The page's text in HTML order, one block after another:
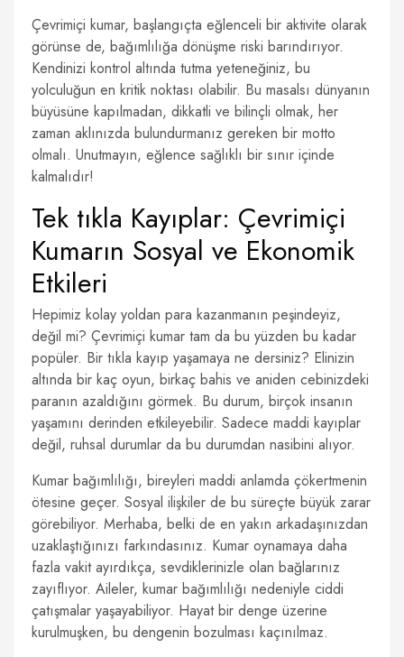
Çevrimiçi kumar, başlangıçta eğlenceli bir aktivite olarak
görünse de, bağımlılığa dönüşme riski barındırıyor.
Kendinizi kontrol altında tutma yeteneğiniz, bu
yolculuğun en kritik noktası olabilir. Bu masalsı dünyanın
büyüsüne kapılmadan, dikkatli ve bilinçli olmak, her
zaman aklınızda bulundurmanız gereken bir motto
olmalı. Unutmayın, eğlence sağlıklı bir sınır içinde
kalmalıdır!
Tek tıkla Kayıplar: Çevrimiçi
Kumarın Sosyal ve Ekonomik
Etkileri
Hepimiz kolay yoldan para kazanmanın peşindeyiz,
değil mi? Çevrimiçi kumar tam da bu yüzden bu kadar
popüler. Bir tıkla kayıp yaşamaya ne dersiniz? Elinizin
altında bir kaç oyun, birkaç bahis ve aniden cebinizdeki
paranın azaldığını görmek. Bu durum, birçok insanın
yaşamını derinden etkileyebilir. Sadece maddi kayıplar
değil, ruhsal durumlar da bu durumdan nasibini alıyor.
Kumar bağımlılığı, bireyleri maddi anlamda çökertmenin
ötesine geçer. Sosyal ilişkiler de bu süreçte büyük zarar
görebiliyor. Merhaba, belki de en yakın arkadaşınızdan
uzaklaştığınızı farkındasınız. Kumar oynamaya daha
fazla vakit ayırdıkça, sevdiklerinizle olan bağlarınız
zayıflıyor. Aileler, kumar bağımlılığı nedeniyle ciddi
çatışmalar yaşayabiliyor. Hayat bir denge üzerine
kurulmuşken, bu dengenin bozulması kaçınılmaz.